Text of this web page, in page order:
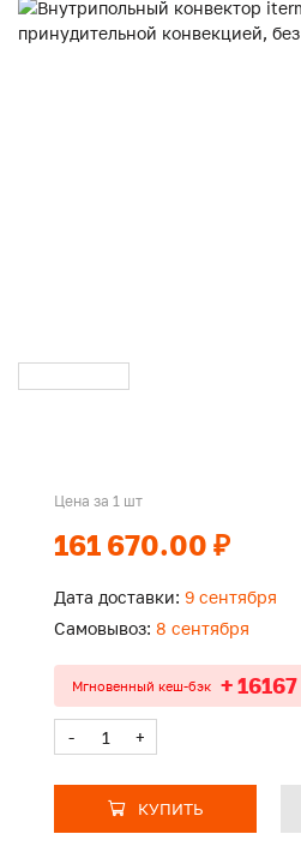
Цена за 1 шт
161 670.00 ₽
Дата доставки: 9 сентября
Самовывоз: 8 сентября
Мгновенный кеш-бэк + 16167
- +
КУПИТЬ